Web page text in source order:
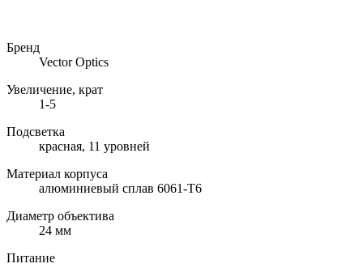
Бренд
Vector Optics
Увеличение, крат
1-5
Подсветка
красная, 11 уровней
Материал корпуса
алюминиевый сплав 6061-T6
Диаметр объектива
24 мм
Питание